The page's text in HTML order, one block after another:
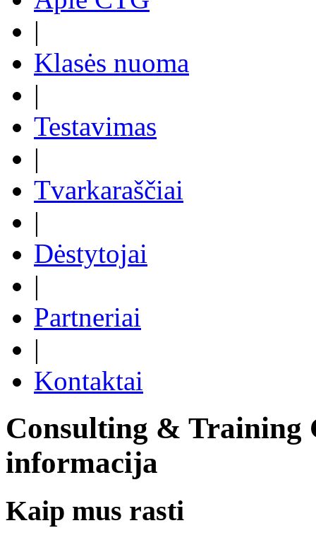
|
Klasės nuoma
|
Testavimas
|
Tvarkaraščiai
|
Dėstytojai
|
Partneriai
|
Kontaktai
Consulting & Training
informacija
Kaip mus rasti